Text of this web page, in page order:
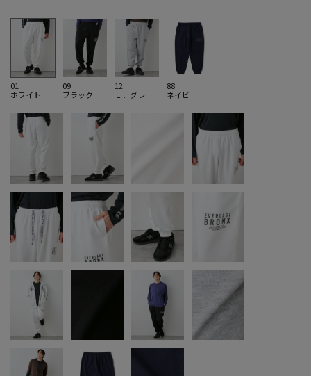
01
ホワイト
09
ブラック
12
Ｌ．グレー
88
ネイビー